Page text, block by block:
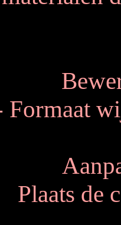
Plaats de